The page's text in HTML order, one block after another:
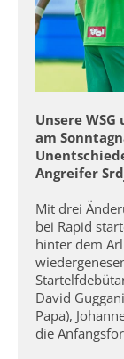
Unsere
am
Angreifer
Mit drei
bei Rapid
hinter dem
David
Papa),
die